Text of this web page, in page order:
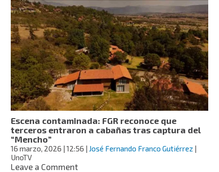
a
familias
de
elementos
caídos
tras
operativo
contra
el
“Mencho”,
confirma
Sheinbaum
Escena contaminada: FGR reconoce que
terceros entraron a cabañas tras captura del
“Mencho”
16 marzo, 2026 | 12:56 | José Fernando Franco Gutiérrez |
UnoTV
Leave a Commenton